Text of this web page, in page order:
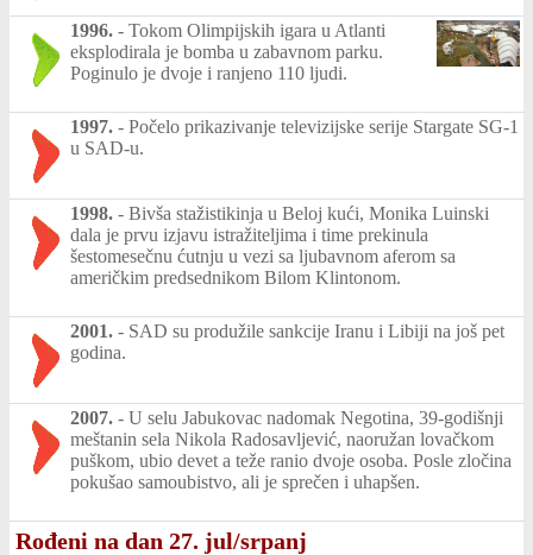
1996. - Tokom Olimpijskih igara u Atlanti
eksplodirala je bomba u zabavnom parku.
Poginulo je dvoje i ranjeno 110 ljudi.
1997. - Počelo prikazivanje televizijske serije Stargate SG-1
u SAD-u.
1998. - Bivša stažistikinja u Beloj kući, Monika Luinski
dala je prvu izjavu istražiteljima i time prekinula
šestomesečnu ćutnju u vezi sa ljubavnom aferom sa
američkim predsednikom Bilom Klintonom.
2001. - SAD su produžile sankcije Iranu i Libiji na još pet
godina.
2007. - U selu Jabukovac nadomak Negotina, 39-godišnji
meštanin sela Nikola Radosavljević, naoružan lovačkom
puškom, ubio devet a teže ranio dvoje osoba. Posle zločina
pokušao samoubistvo, ali je sprečen i uhapšen.
Rođeni na dan 27. jul/srpanj